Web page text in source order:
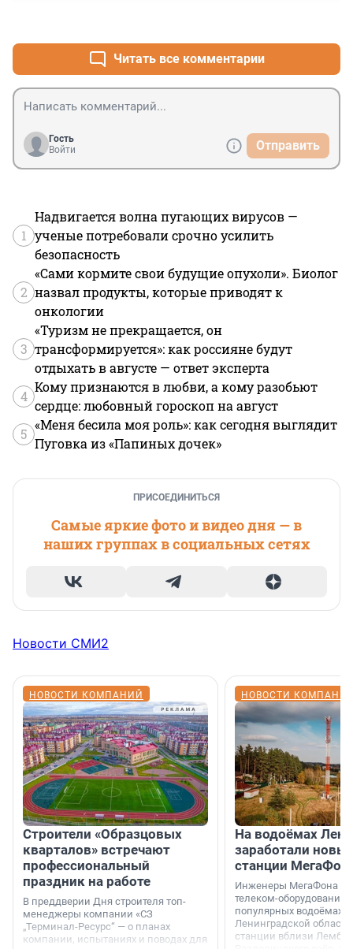
Читать все комментарии
Гость
Войти
Отправить
1
Надвигается волна пугающих вирусов —
ученые потребовали срочно усилить
безопасность
2
«Сами кормите свои будущие опухоли». Биолог
назвал продукты, которые приводят к
онкологии
3
«Туризм не прекращается, он
трансформируется»: как россияне будут
отдыхать в августе — ответ эксперта
4
Кому признаются в любви, а кому разобьют
сердце: любовный гороскоп на август
5
«Меня бесила моя роль»: как сегодня выглядит
Пуговка из «Папиных дочек»
ПРИСОЕДИНИТЬСЯ
Самые яркие фото и видео дня — в
наших группах в социальных сетях
Новости СМИ2
НОВОСТИ КОМПАНИЙ
Строители «Образцовых
кварталов» встречают
профессиональный
праздник на работе
В преддверии Дня строителя топ-
менеджеры компании «СЗ
„Терминал-Ресурс“ — о планах
компании, испытаниях и поводах для
НОВОСТИ
На водоёмах
заработали
станции
Инженеры МегаФона
телеком-оборудование
популярных водоёмах
Ленинградской
станции вблизи